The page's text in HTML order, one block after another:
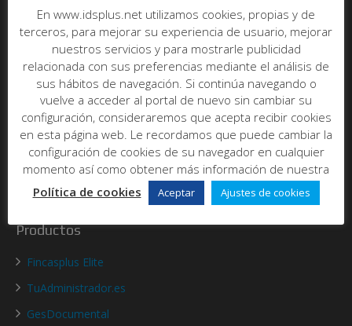
46021 - Valencia
Abrir en maps
Tel: 96 393 00 20
E-mail: info@idsplus.net
Acerca de nosotros
Quienes somos
Contacto
Productos
Fincasplus Elite
TuAdministrador.es
GesDocumental
En www.idsplus.net utilizamos cookies, propias y de
terceros, para mejorar su experiencia de usuario, mejorar
nuestros servicios y para mostrarle publicidad
relacionada con sus preferencias mediante el análisis de
sus hábitos de navegación. Si continúa navegando o
vuelve a acceder al portal de nuevo sin cambiar su
configuración, consideraremos que acepta recibir cookies
en esta página web. Le recordamos que puede cambiar la
configuración de cookies de su navegador en cualquier
momento así como obtener más información de nuestra
Política de cookies
Aceptar Ajustes de cookies